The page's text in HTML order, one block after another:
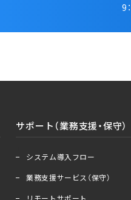
9
サポート（業務支援・保守）
システム導入フロー
業務支援サービス（保守）